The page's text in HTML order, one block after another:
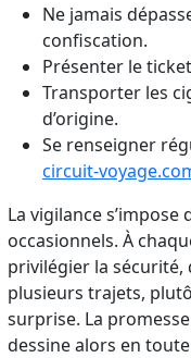
Ne jamais
confiscation.
Présenter le
Transporter les
d’origine.
Se renseigner
circuit-
La vigilance
occasionnels. À
privilégier la
plusieurs trajets,
surprise. La
dessine alors en